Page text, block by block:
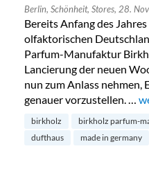
Berlin, Schönheit, Stores, 28.
Bereits Anfang des
olfaktorischen
Parfum-Manufaktur
Lancierung der neuen
nun zum Anlass nehmen,
genauer vorzustellen. …
birkholz birkholz parfum-
dufthaus
made in germany